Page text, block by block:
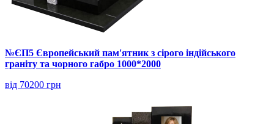
№ЄП5 Європейський пам'ятник з сірого індійського
граніту та чорного габро 1000*2000
від 70200 грн